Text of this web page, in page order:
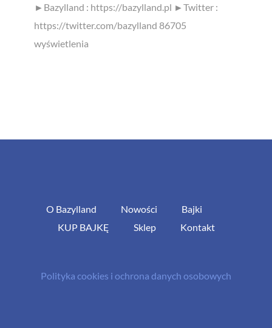
►Bazylland : https://bazylland.pl ►Twitter :
https://twitter.com/bazylland 86705
wyświetlenia
O Bazylland Nowości
Bajki
KUP BAJKĘ
Sklep Kontakt
Polityka cookies i ochrona danych osobowych